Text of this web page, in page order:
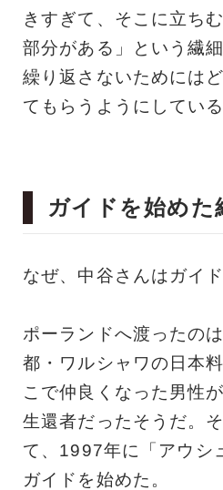
きすぎて、そこに立ち
部分がある」という繊
繰り返さないためには
てもらうようにしている
ガイドを始めた
なぜ、中谷さんはガイ
ポーランドへ渡ったの
都・ワルシャワの日本
こで仲良くなった男性
生還者だったそうだ。
て、1997年に「アウシ
ガイドを始めた。